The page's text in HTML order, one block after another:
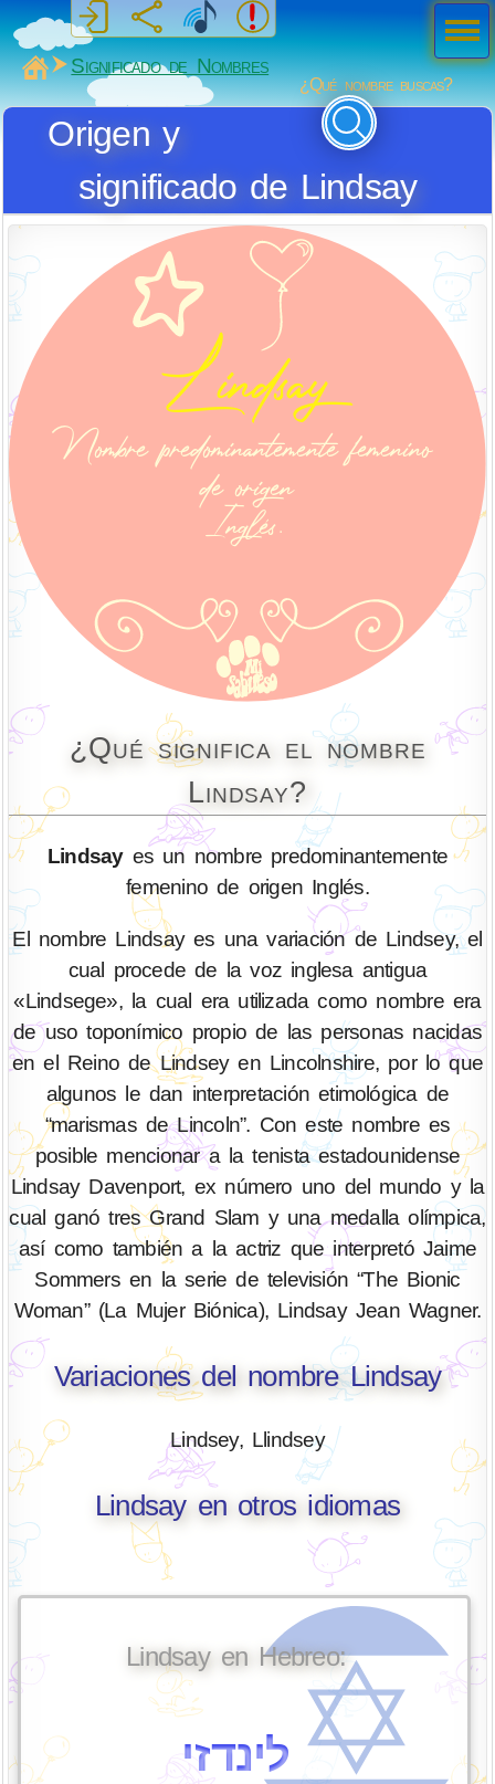
MiSabueso
Significado de Nombres
¿Qué nombre buscas?
Origen y
significado de Lindsay
¿Qué significa el nombre
Lindsay?
Lindsayes un nombre predominantemente
femenino de origen Inglés.
El nombre Lindsay es una variación de Lindsey, el
cual procede de la voz inglesa antigua
«Lindsege», la cual era utilizada como nombre era
de uso toponímico propio de las personas nacidas
en el Reino de Lindsey en Lincolnshire, por lo que
algunos le dan interpretación etimológica de
“marismas de Lincoln”. Con este nombre es
posible mencionar a la tenista estadounidense
Lindsay Davenport, ex número uno del mundo y la
cual ganó tres Grand Slam y una medalla olímpica,
así como también a la actriz que interpretó Jaime
Sommers en la serie de televisión “The Bionic
Woman” (La Mujer Biónica), Lindsay Jean Wagner.
Variaciones del nombre Lindsay
Lindsey, Llindsey
Lindsay en otros idiomas
Lindsay en Hebreo:
לינדזי
Men
ú